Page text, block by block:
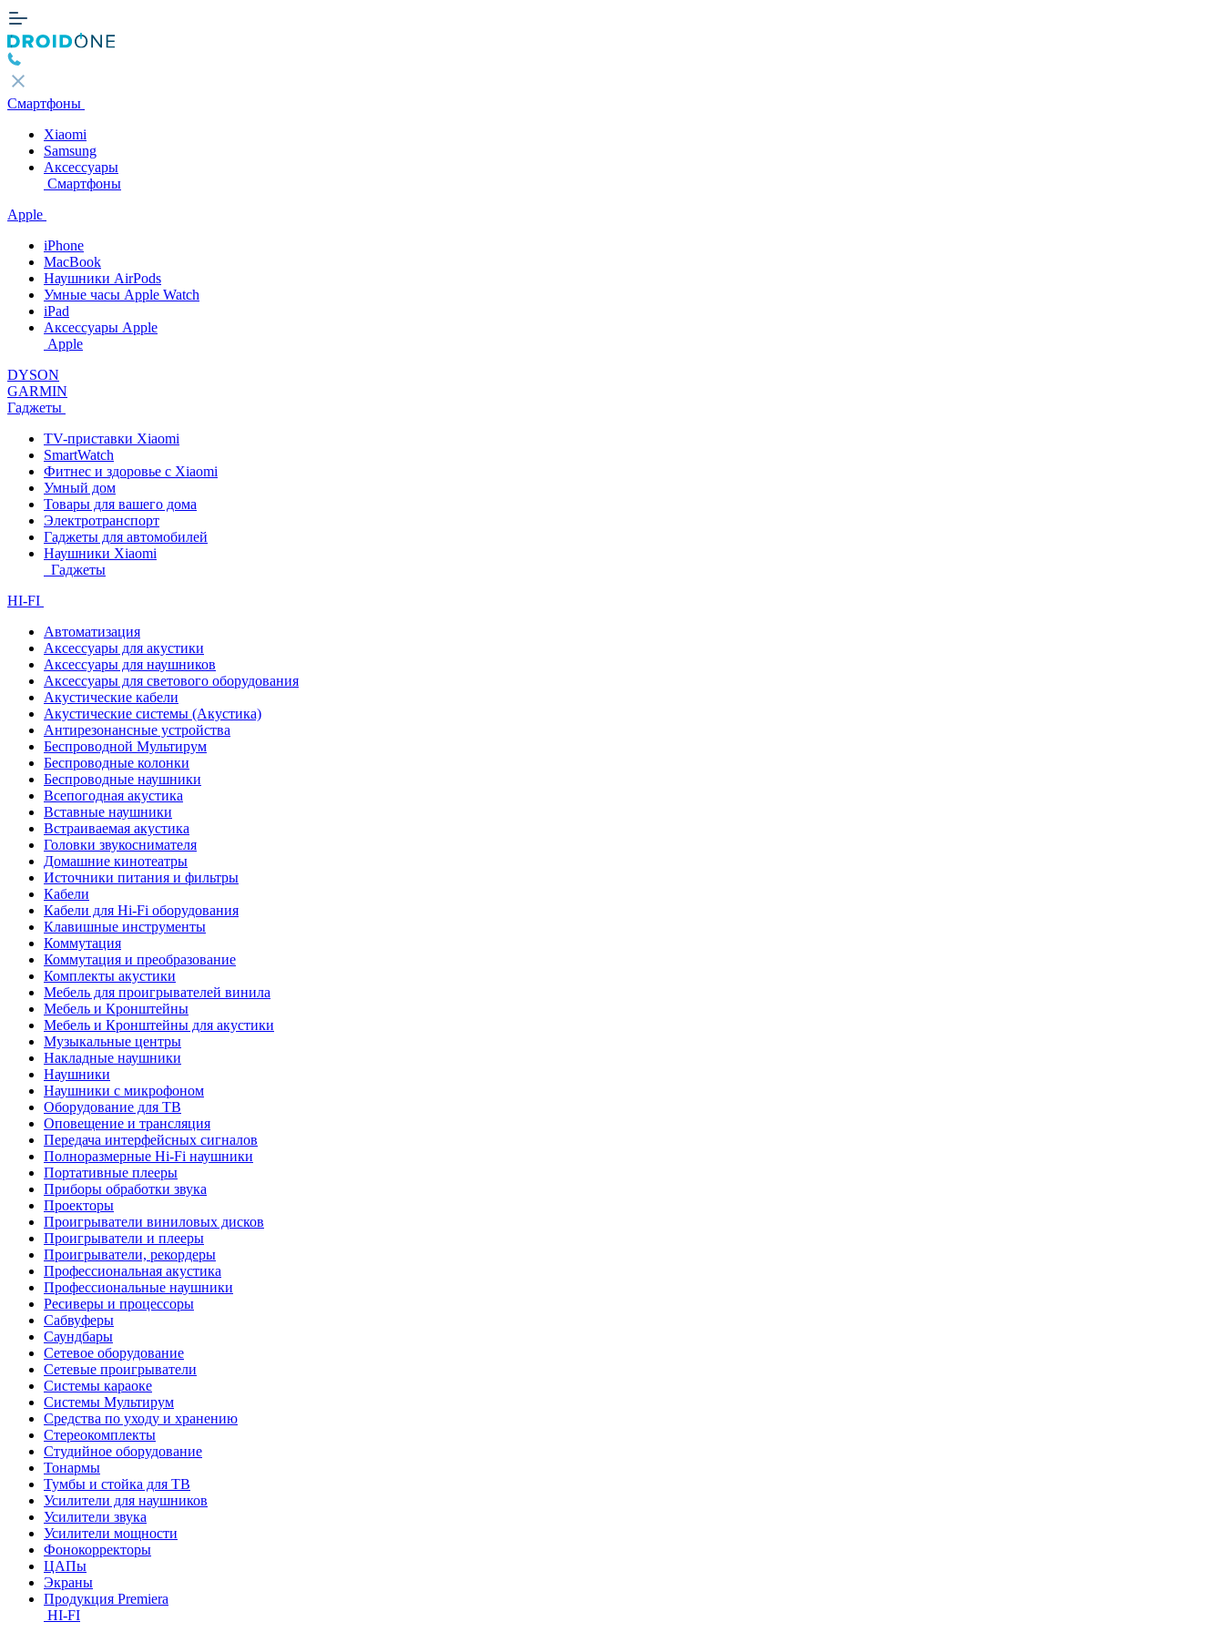
Смартфоны
Xiaomi
Samsung
Аксессуары
Смартфоны
Apple
iPhone
MacBook
Наушники AirPods
Умные часы Apple Watch
iPad
Аксессуары Apple
Apple
DYSON
GARMIN
Гаджеты
TV-приставки Xiaomi
SmartWatch
Фитнес и здоровье с Xiaomi
Умный дом
Товары для вашего дома
Электротранспорт
Гаджеты для автомобилей
Наушники Xiaomi
Гаджеты
HI-FI
Автоматизация
Аксессуары для акустики
Аксессуары для наушников
Аксессуары для светового оборудования
Акустические кабели
Акустические системы (Акустика)
Антирезонансные устройства
Беспроводной Мультирум
Беспроводные колонки
Беспроводные наушники
Всепогодная акустика
Вставные наушники
Встраиваемая акустика
Головки звукоснимателя
Домашние кинотеатры
Источники питания и фильтры
Кабели
Кабели для Hi-Fi оборудования
Клавишные инструменты
Коммутация
Коммутация и преобразование
Комплекты акустики
Мебель для проигрывателей винила
Мебель и Кронштейны
Мебель и Кронштейны для акустики
Музыкальные центры
Накладные наушники
Наушники
Наушники с микрофоном
Оборудование для ТВ
Оповещение и трансляция
Передача интерфейсных сигналов
Полноразмерные Hi-Fi наушники
Портативные плееры
Приборы обработки звука
Проекторы
Проигрыватели виниловых дисков
Проигрыватели и плееры
Проигрыватели, рекордеры
Профессиональная акустика
Профессиональные наушники
Ресиверы и процессоры
Сабвуферы
Саундбары
Сетевое оборудование
Сетевые проигрыватели
Системы караоке
Системы Мультирум
Средства по уходу и хранению
Стереокомплекты
Студийное оборудование
Тонармы
Тумбы и стойка для ТВ
Усилители для наушников
Усилители звука
Усилители мощности
Фонокорректоры
ЦАПы
Экраны
Продукция Premiera
HI-FI